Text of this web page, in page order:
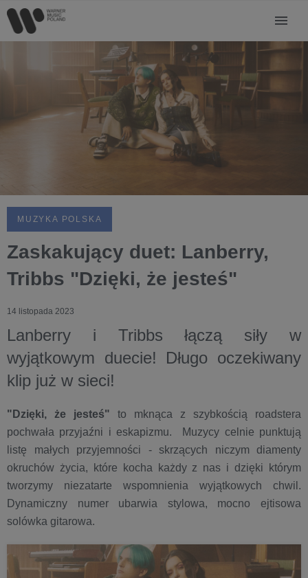
MUZYKA POLSKA
Zaskakujący duet: Lanberry,
Tribbs "Dzięki, że jesteś"
14 listopada 2023
Lanberry i Tribbs łączą siły w
wyjątkowym duecie! Długo oczekiwany
klip już w sieci!
"Dzięki, że jesteś" to mknąca z szybkością roadstera
pochwała przyjaźni i eskapizmu. Muzycy celnie punktują
listę małych przyjemności - skrzących niczym diamenty
okruchów życia, które kocha każdy z nas i dzięki którym
tworzymy niezatarte wspomnienia wyjątkowych chwil.
Dynamiczny numer ubarwia stylowa, mocno ejtisowa
solówka gitarowa.